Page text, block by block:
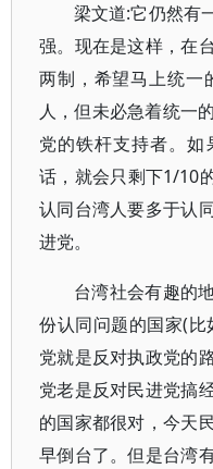
梁文道:它仍然有
强。现在是这样，在
两制，希望马上统一
人，但未必急着统一
党的铁杆支持者。
话，就会只剩下1/10
认同台湾人要多于认
进党。
台湾社会有趣的
份认同问题的国家(
党就是反对执政党的
党老是反对民进党搞
的国家都很对，今天
早倒台了。但是台湾